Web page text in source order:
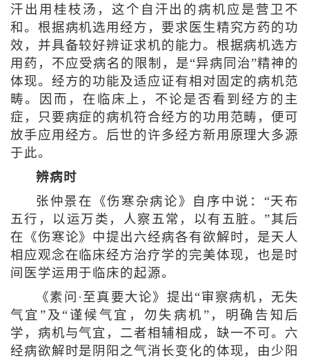
汗出用桂枝汤，这个自汗出的病机应是营卫不
和。根据病机选用经方，要求医生精究方药的功
效，并具备较好辨证求机的能力。根据病机选方
用药，不应受病名的限制，是“异病同治”精神的
体现。经方的功能及适应证有相对固定的病机范
畴。因而，在临床上，不论是否看到经方的主
症，只要病症的病机符合经方的功用范畴，便可
放手应用经方。后世的许多经方新用原理大多源
于此。
辨病时
张仲景在《伤寒杂病论》自序中说：“天布
五行，以运万类，人察五常，以有五脏。”其后
在《伤寒论》中提出六经病各有欲解时，是天人
相应观念在临床经方治疗学的完美体现，也是时
间医学运用于临床的起源。
《素问·至真要大论》提出“审察病机，无失
气宜”及“谨候气宜，勿失病机”，明确告知后
学，病机与气宜，二者相辅相成，缺一不可。六
经病欲解时是阴阳之气消长变化的体现，由少阳